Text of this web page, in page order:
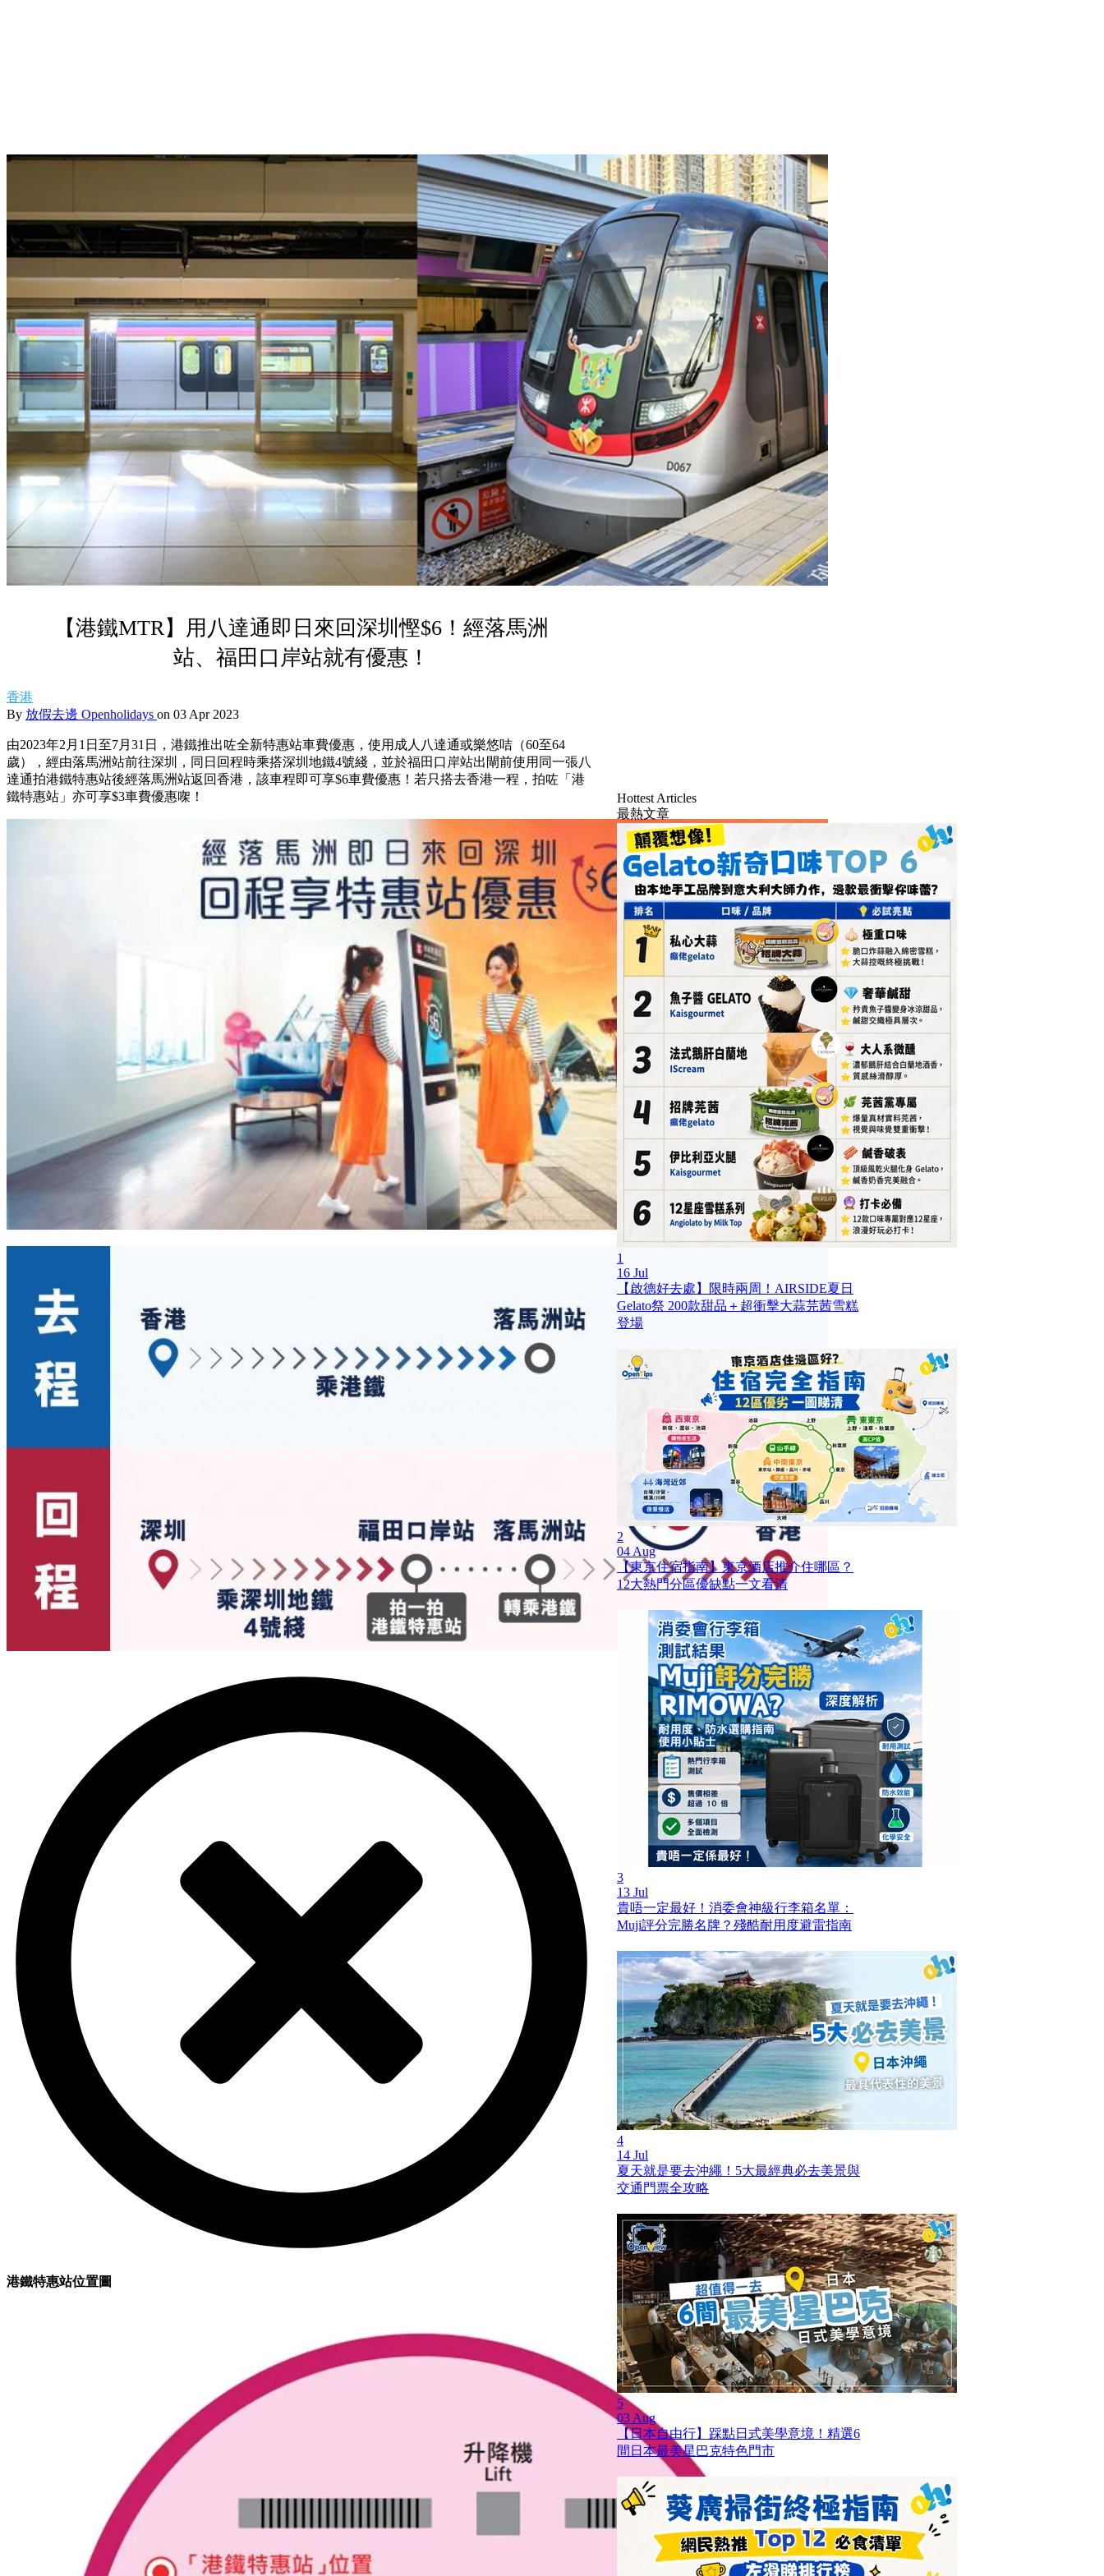
【港鐵MTR】用八達通即日來回深圳慳$6！經落馬洲
站、福田口岸站就有優惠！
香港
By 放假去邊 Openholidays on 03 Apr 2023
由2023年2月1日至7月31日，港鐵推出咗全新特惠站車費優惠，使用成人八達通或樂悠咭（60至64
歲），經由落馬洲站前往深圳，同日回程時乘搭深圳地鐵4號綫，並於福田口岸站出閘前使用同一張八
達通拍港鐵特惠站後經落馬洲站返回香港，該車程即可享$6車費優惠！若只搭去香港一程，拍咗「港
鐵特惠站」亦可享$3車費優惠㗎！
港鐵特惠站位置圖
Hottest Articles
最熱文章
1
16 Jul
【啟德好去處】限時兩周！AIRSIDE夏日
Gelato祭 200款甜品＋超衝擊大蒜芫茜雪糕
登場
2
04 Aug
【東京住宿指南】東京酒店推介住哪區？
12大熱門分區優缺點一文看清
3
13 Jul
貴唔一定最好！消委會神級行李箱名單：
Muji評分完勝名牌？殘酷耐用度避雷指南
4
14 Jul
夏天就是要去沖繩！5大最經典必去美景與
交通門票全攻略
5
03 Aug
【日本自由行】踩點日式美學意境！精選6
間日本最美星巴克特色門市